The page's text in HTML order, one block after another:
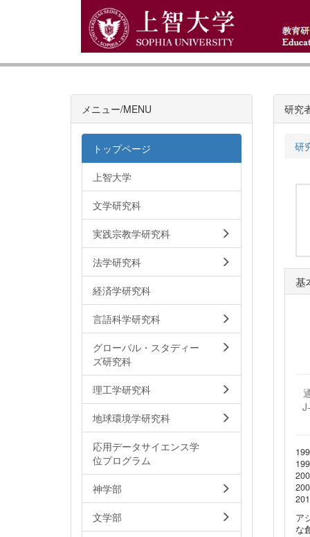
研究
研
基
ア
な
メニュー/MENU
トップページ
上智大学
文学研究科
実践宗教学研究科
法学研究科
経済学研究科
言語科学研究科
グローバル・スタディー
ズ研究科
理工学研究科
地球環境学研究科
応用データサイエンス学
位プログラム
神学部
文学部